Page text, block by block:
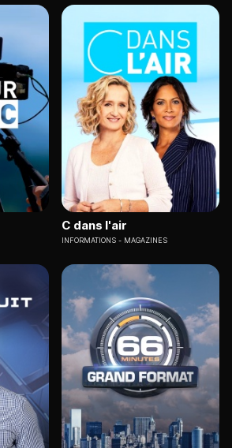
C dans l'air
INFORMATIONS MAGAZINES